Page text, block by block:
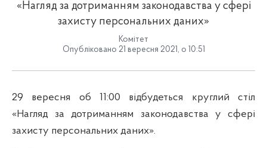
«Нагляд за дотриманням законодавства у сфері
захисту персональних даних»
Комітет
Опубліковано 21 вересня 2021, о 10:51
29 вересня об 11:00 відбудеться круглий стіл
«Нагляд за дотриманням законодавства у сфері
захисту персональних даних».